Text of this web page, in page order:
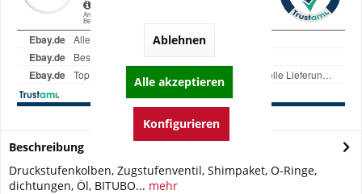
Beschreibung
Druckstufenkolben, Zugstufenventil, Shimpaket, O-Ringe,
dichtungen, Öl, BITUBO... mehr
Ablehnen
Alle akzeptieren
Konfigurieren